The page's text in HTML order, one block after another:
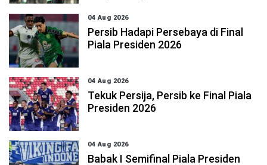
04 Aug 2026
Persib Hadapi Persebaya di Final
Piala Presiden 2026
04 Aug 2026
Tekuk Persija, Persib ke Final Piala
Presiden 2026
04 Aug 2026
Babak I Semifinal Piala Presiden